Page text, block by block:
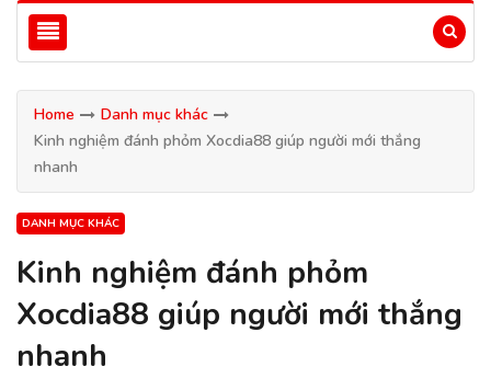
Home
Danh mục khác
Kinh nghiệm đánh phỏm Xocdia88 giúp người mới thắng
nhanh
DANH MỤC KHÁC
Kinh nghiệm đánh phỏm
Xocdia88 giúp người mới thắng
nhanh